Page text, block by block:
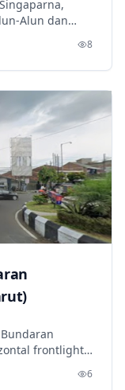
Alun dan
dan
8
frontlight,
Traffic
6